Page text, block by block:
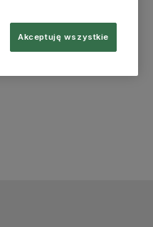
Akceptuję wszystkie